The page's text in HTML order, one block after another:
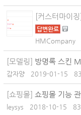
[커스터마이징]
답변완료
HMCompany
[모델링] 방명록 스킨
감자양 2019-01-15
[쇼핑몰] 쇼핑몰 기능
leysys 2018-10-15